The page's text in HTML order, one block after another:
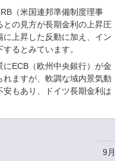
（米国連邦準備制度理事
の見方が長期金利の上昇圧
上昇した反動に加え、イン
るとみています。
ECB（欧州中央銀行）が金
ますが、軟調な域内景気動
もあり、ドイツ長期金利は
9月